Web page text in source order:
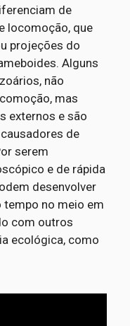
de
locomoção, que
projeções do
Alguns
não
mas
externos e são
de
serem
e de rápida
desenvolver
tempo no meio em
com outros
ecológica, como